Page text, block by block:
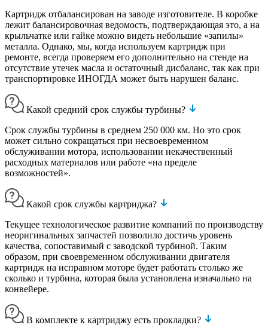
Картридж отбалансирован на заводе изготовителе. В коробке
лежит балансировочная ведомость, подтверждающая это, а на
крыльчатке или гайке можно видеть небольшие «запилы»
металла. Однако, мы, когда используем картридж при
ремонте, всегда проверяем его дополнительно на стенде на
отсутствие утечек масла и остаточный дисбаланс, так как при
транспортировке ИНОГДА может быть нарушен баланс.
Какой средний срок службы турбины?
Срок службы турбины в среднем 250 000 км. Но это срок
может сильно сокращаться при несвоевременном
обслуживании мотора, использовании некачественный
расходных материалов или работе «на пределе
возможностей».
Какой срок службы картриджа?
Текущее технологическое развитие компаний по производству
неоригинальных запчастей позволило достичь уровень
качества, сопоставимый с заводской турбиной. Таким
образом, при своевременном обслуживании двигателя
картридж на исправном моторе будет работать столько же
сколько и турбина, которая была установлена изначально на
конвейере.
В комплекте к картриджу есть прокладки?